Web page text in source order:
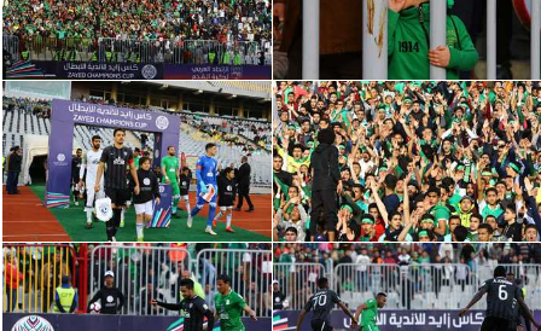
دوري أبطال أوروبا
دوري أبطال إفريقيا
كل البطولات
أقسام
الكرة المصرية
الدوري المصري